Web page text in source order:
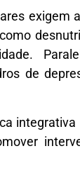
exigem
de